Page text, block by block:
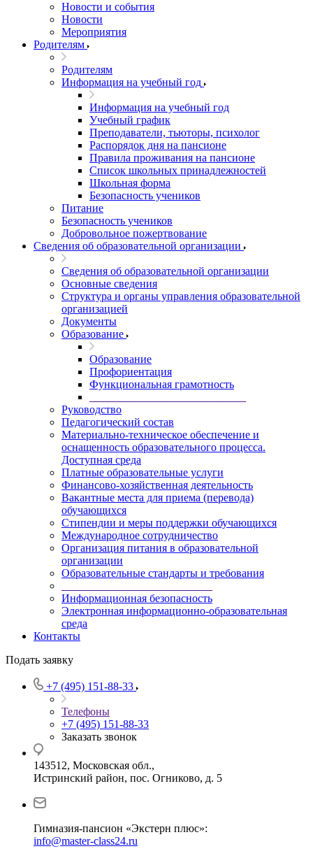
Новости и события
Новости
Мероприятия
Родителям
Родителям
Информация на учебный год
Информация на учебный год
Учебный график
Преподаватели, тьюторы, психолог
Распорядок дня на пансионе
Правила проживания на пансионе
Список школьных принадлежностей
Школьная форма
Безопасность учеников
Питание
Безопасность учеников
Добровольное пожертвование
Сведения об образовательной организации
Сведения об образовательной организации
Основные сведения
Структура и органы управления образовательной
организацией
Документы
Образование
Образование
Профориентация
Функциональная грамотность
Руководство
Педагогический состав
Материально-техническое обеспечение и
оснащенность образовательного процесса.
Доступная среда
Платные образовательные услуги
Финансово-хозяйственная деятельность
Вакантные места для приема (перевода)
обучающихся
Стипендии и меры поддержки обучающихся
Международное сотрудничество
Организация питания в образовательной
организации
Образовательные стандарты и требования
Информационная безопасность
Электронная информационно-образовательная
среда
Контакты
Подать заявку
+7 (495) 151-88-33
Телефоны
+7 (495) 151-88-33
Заказать звонок
143512, Московская обл.,
Истринский район, пос. Огниково, д. 5
Гимназия-пансион «Экстерн плюс»:
info@master-class24.ru